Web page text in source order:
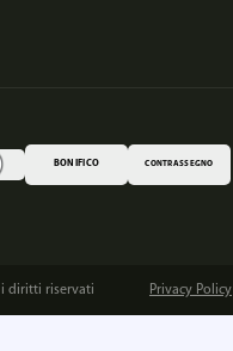
BONIFICO CONTRASSEGNO
i diritti riservati Privacy Policy